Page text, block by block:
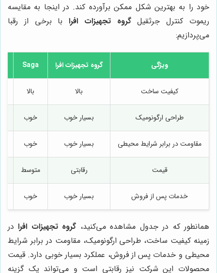
خود را به بهترین شکل ممکن برآورده کند. در اینجا به مقایسه
ریموت کنترل جرثقیلگروه تجهیزات افرابا برخی از رقبا
می‌پردازیم:
ویژگی گروه تجهیزات افرا Saga
کیفیت ساخت بالا بالا
طراحی ارگونومیک بسیار خوب خوب
مقاومت در برابر شرایط محیطی بسیار خوب خوب
قیمت رقابتی متوسط
خدمات پس از فروش بسیار خوب خوب
همانطور که در جدول مشاهده می‌کنید، گروه تجهیزات افرادر
زمینه کیفیت ساخت، طراحی ارگونومیک، مقاومت در برابر شرایط
محیطی و خدمات پس از فروش، عملکرد بسیار خوبی دارد. قیمت
محصولات این شرکت نیز رقابتی است و می‌تواند یک گزینه